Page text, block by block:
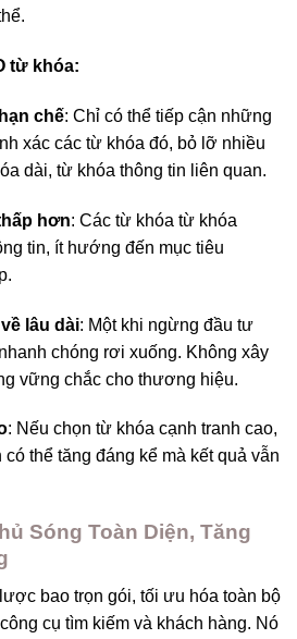
từ khóa:
chế: Chỉ có thể tiếp cận những
xác các từ khóa đó, bỏ lỡ nhiều
dài, từ khóa thông tin liên quan.
hơn: Các từ khóa từ khóa
tin, ít hướng đến mục tiêu
lâu dài: Một khi ngừng đầu tư
chóng rơi xuống. Không xây
vững chắc cho thương hiệu.
: Nếu chọn từ khóa cạnh tranh cao,
thể tăng đáng kể mà kết quả vẫn
Sóng Toàn Diện, Tăng
bao trọn gói, tối ưu hóa toàn bộ
cụ tìm kiếm và khách hàng. Nó